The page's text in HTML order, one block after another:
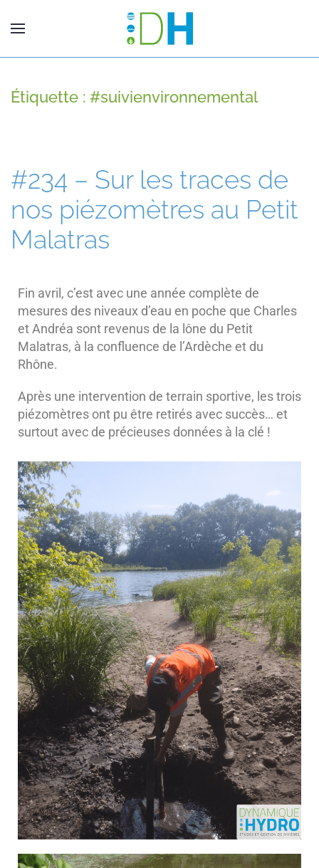
Étiquette : #suivienvironnemental
#234 – Sur les traces de
nos piézomètres au Petit
Malatras
Fin avril, c’est avec une année complète de
mesures des niveaux d’eau en poche que Charles
et Andréa sont revenus de la lône du Petit
Malatras, à la confluence de l’Ardèche et du
Rhône.
Après une intervention de terrain sportive, les trois
piézomètres ont pu être retirés avec succès… et
surtout avec de précieuses données à la clé !